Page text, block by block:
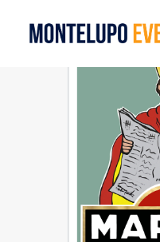
MUSEO DELLA CERAMICA